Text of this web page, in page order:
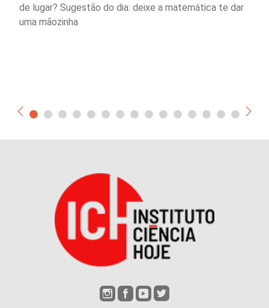
de lugar? Sugestão do dia: deixe a matemática te dar
uma mãozinha